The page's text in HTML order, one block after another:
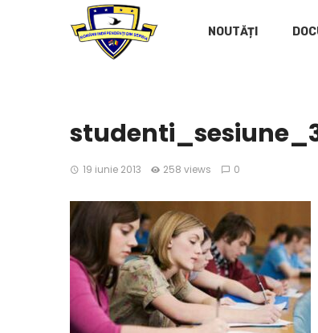
NOUTĂȚI
19 iunie 2013 258 views 0